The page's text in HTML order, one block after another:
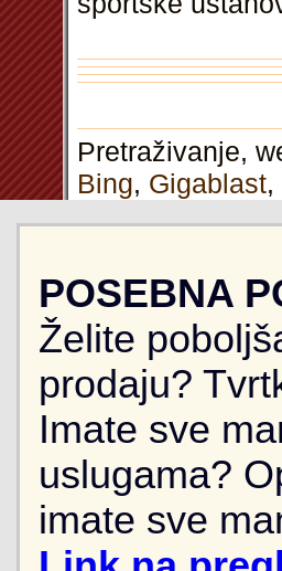
Pretraživanje,
Bing, Gigablast,
POSEBNA
Želite
prodaju?
Imate sve
uslugama?
imate sve